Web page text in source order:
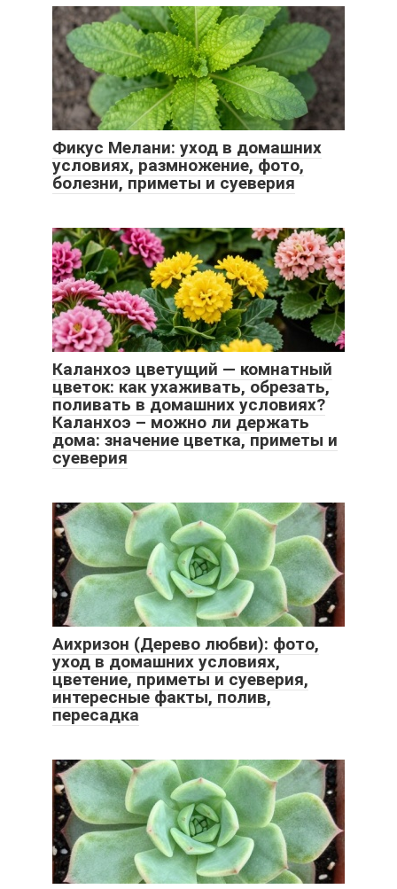
Фикус Мелани: уход в домашних
условиях, размножение, фото,
болезни, приметы и суеверия
Каланхоэ цветущий — комнатный
цветок: как ухаживать, обрезать,
поливать в домашних условиях?
Каланхоэ – можно ли держать
дома: значение цветка, приметы и
суеверия
Аихризон (Дерево любви): фото,
уход в домашних условиях,
цветение, приметы и суеверия,
интересные факты, полив,
пересадка